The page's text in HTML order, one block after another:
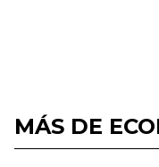
MÁS DE